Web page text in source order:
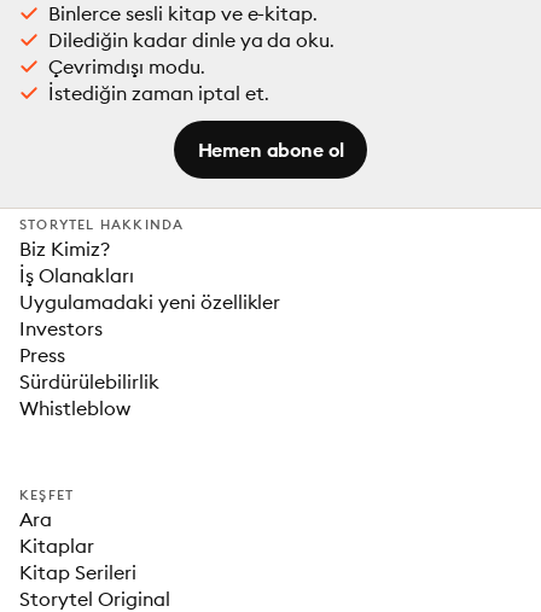
Binlerce sesli kitap ve e-kitap.
Dilediğin kadar dinle ya da oku.
Çevrimdışı modu.
İstediğin zaman iptal et.
Hemen abone ol
STORYTEL HAKKINDA
Biz Kimiz?
İş Olanakları
Uygulamadaki yeni özellikler
Investors
Press
Sürdürülebilirlik
Whistleblow
KEŞFET
Ara
Kitaplar
Kitap Serileri
Storytel Original